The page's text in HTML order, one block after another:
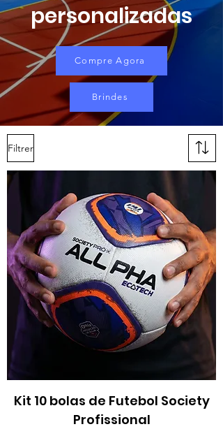
personalizadas
Compre Agora
Brindes
Filtrer
Kit 10 bolas de Futebol Society
Profissional